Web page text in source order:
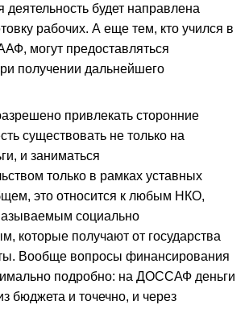
деятельность будет направлена
рабочих. А еще тем, кто учился в
могут предоставляться
получении дальнейшего
привлекать сторонние
существовать не только на
и заниматься
только в рамках уставных
это относится к любым НКО,
социально
которые получают от государства
Вообще вопросы финансирования
подробно: на ДОССАФ деньги
бюджета и точечно, и через